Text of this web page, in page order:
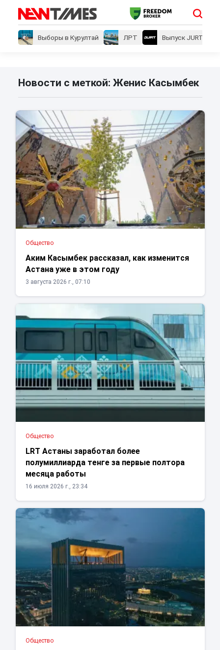
Выборы в Курултай ЛРТ Выпуск JURT
Новости с меткой: Женис Касымбек
Общество
Аким Касымбек рассказал, как изменится
Астана уже в этом году
3 августа 2026 г., 07:10
Общество
LRT Астаны заработал более
полумиллиарда тенге за первые полтора
месяца работы
16 июля 2026 г., 23:34
Общество